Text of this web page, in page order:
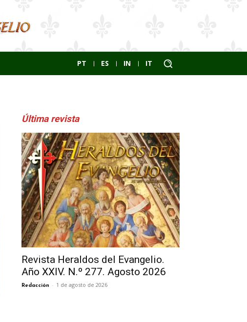
PT ES IN IT
Última revista
Revista Heraldos del Evangelio.
Año XXIV. N.º 277. Agosto 2026
Redacción - 1 de agosto de 2026